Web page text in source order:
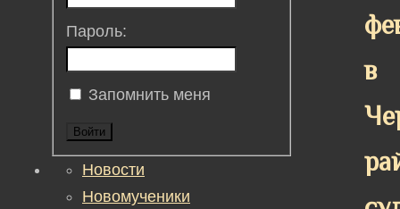
в
Пароль:
Запомнить меня
Войти
Новости
Новомученики